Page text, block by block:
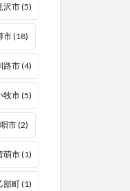
沢市(5)
市(18)
路市(4)
牧市(5)
市(2)
萌市(1)
部町(1)